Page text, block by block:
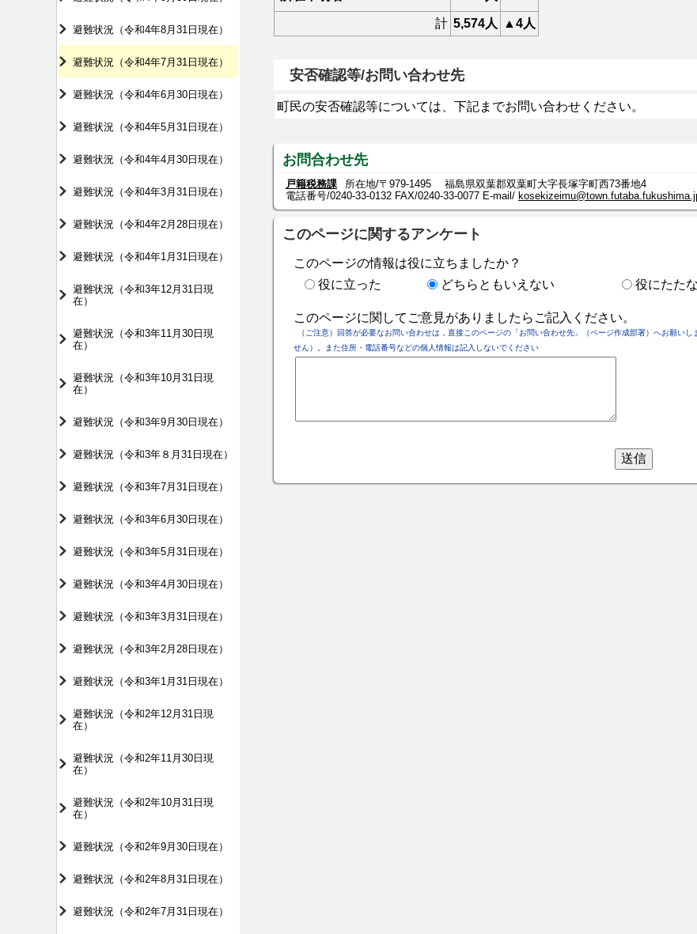
避難状況（令和4年8月31日現在）
避難状況（令和4年7月31日現在）
避難状況（令和4年6月30日現在）
避難状況（令和4年5月31日現在）
避難状況（令和4年4月30日現在）
避難状況（令和4年3月31日現在）
避難状況（令和4年2月28日現在）
避難状況（令和4年1月31日現在）
避難状況（令和3年12月31日現
在）
避難状況（令和3年11月30日現
在）
避難状況（令和3年10月31日現
在）
避難状況（令和3年9月30日現在）
避難状況（令和3年８月31日現在）
避難状況（令和3年7月31日現在）
避難状況（令和3年6月30日現在）
避難状況（令和3年5月31日現在）
避難状況（令和3年4月30日現在）
避難状況（令和3年3月31日現在）
避難状況（令和3年2月28日現在）
避難状況（令和3年1月31日現在）
避難状況（令和2年12月31日現
在）
避難状況（令和2年11月30日現
在）
避難状況（令和2年10月31日現
在）
避難状況（令和2年9月30日現在）
避難状況（令和2年8月31日現在）
避難状況（令和2年7月31日現在）
計 5,574人 ▲4人
安否確認等/お問い合わせ先
町民の安否確認等については、下記までお問い合わせください。
お問合わせ先
戸籍税務課
所在地/〒979-1495 福島県双葉郡双葉町大字長塚字町西73番地4
電話番号/0240-33-0132 FAX/0240-33-0077 E-mail/
このページに関するアンケート
このページの情報は役に立ちましたか？
役に立った
どちらともいえない 役にたた
このページに関してご意見がありましたらご記入ください。
（ご注意）回答が必要なお問い合わせは，直接このページの「お問い合わせ先」（ページ作成部署）へお願いし
せん）。また住所・電話番号などの個人情報は記入しないでください